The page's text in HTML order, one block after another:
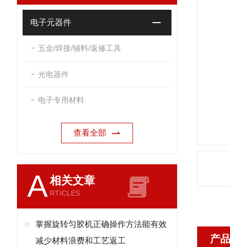
电子元器件
五金/焊接/辅料/返修工具
光电器件
电子专用材料
查看全部
A相关文章
RTICLES
掌握旋转匀胶机正确操作方法能有效
减少材料浪费和工艺返工
产